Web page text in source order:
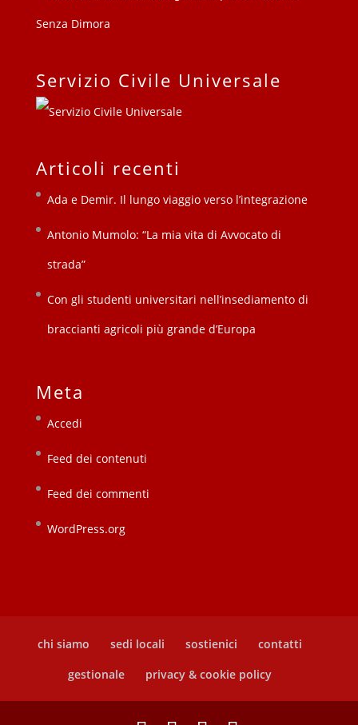
Servizio Civile Universale
Articoli recenti
Ada e Demir. Il lungo viaggio verso l’integrazione
Antonio Mumolo: “La mia vita di Avvocato di
strada”
Con gli studenti universitari nell’insediamento di
braccianti agricoli più grande d’Europa
Meta
Accedi
Feed dei contenuti
Feed dei commenti
WordPress.org
chi siamo sedi locali sostienici
contatti
gestionale
privacy & cookie policy